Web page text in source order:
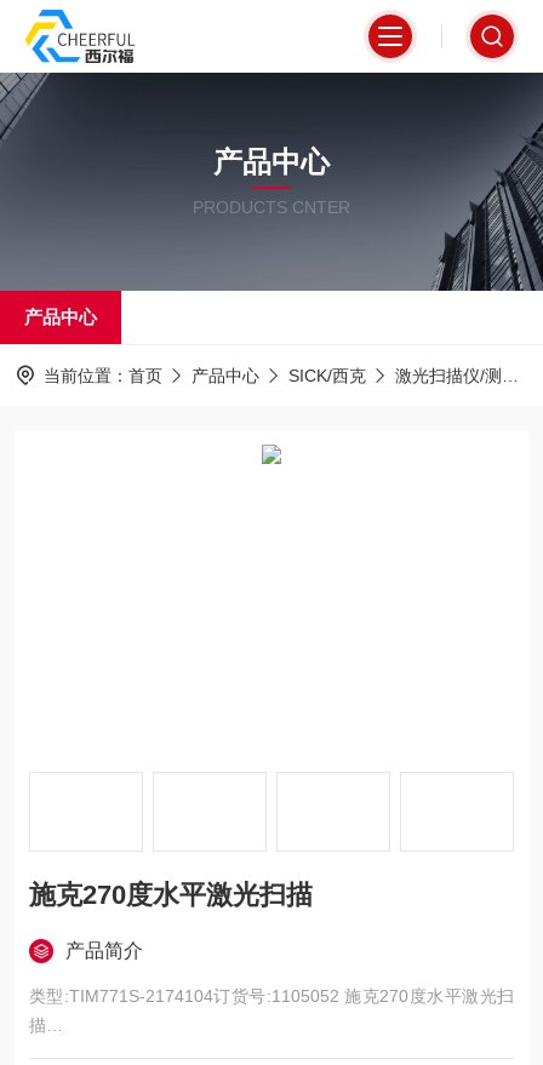
产品中心
PRODUCTS CNTER
产品中心
当前位置： 首页 产品中心 SICK/西克 激光扫描仪/测距仪
施克270度水平激光扫描
产品简介
类型:TIM771S-2174104订货号:1105052 施克270度水平激光扫
描
保护距离